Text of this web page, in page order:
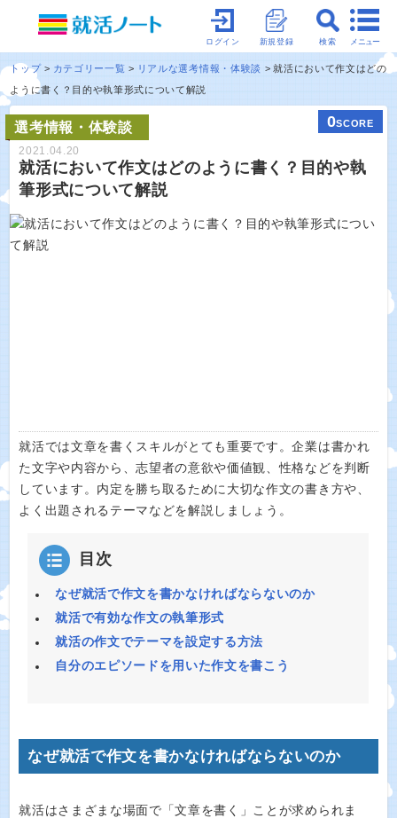
メニュー
検索
新規登録
ログイン
トップ カテゴリー一覧 リアルな選考情報・体験談
就活において作文はどの
ように書く？目的や執筆形式について解説
選考情報・体験談 0SCORE
2021.04.20
就活において作文はどのように書く？目的や執
筆形式について解説
就活では文章を書くスキルがとても重要です。企業は書かれ
た文字や内容から、志望者の意欲や価値観、性格などを判断
しています。内定を勝ち取るために大切な作文の書き方や、
よく出題されるテーマなどを解説しましょう。
目次
なぜ就活で作文を書かなければならないのか
就活で有効な作文の執筆形式
就活の作文でテーマを設定する方法
自分のエピソードを用いた作文を書こう
なぜ就活で作文を書かなければならないのか
就活はさまざまな場面で「文章を書く」ことが求められま